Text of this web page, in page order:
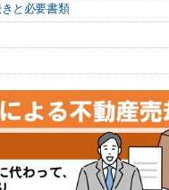
きと必要書類